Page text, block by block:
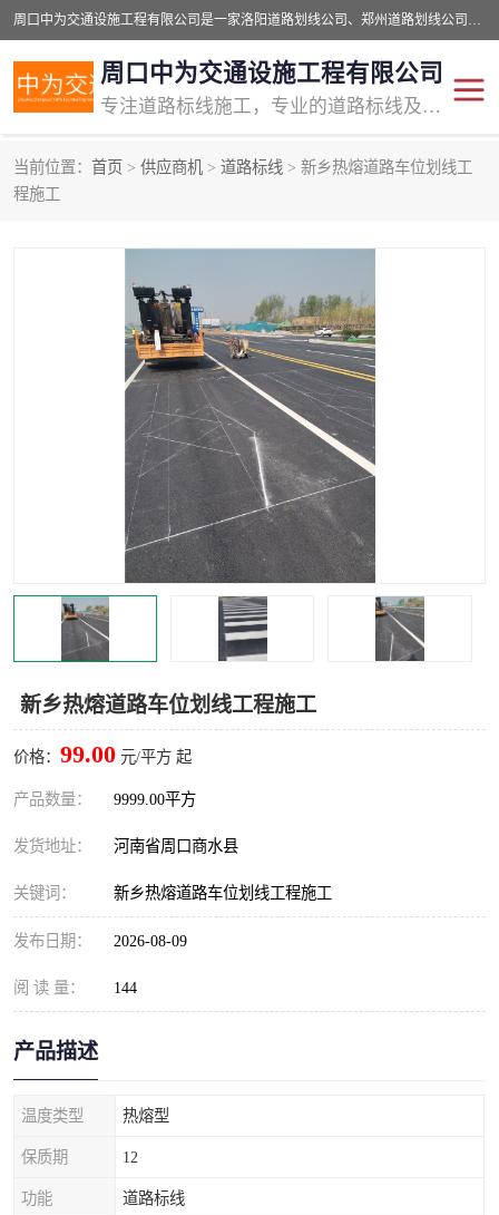
周口中为交通设施工程有限公司是一家洛阳道路划线公司、郑州道路划线公司、平顶山道路车位划线公司、开封车位划线公司、许昌道路车位划线公司、漯河道路车位划线公司，公司始终坚持“诚信、匠心、专注”的宗旨；我们的经营理念是：的服务。
周口中为交通设施工程有限公司
专注道路标线施工，专业的道路标线及交通设施施工服务商!
当前位置： 首页 > 供应商机 > 道路标线 > 新乡热熔道路车位划线工
程施工
新乡热熔道路车位划线工程施工
价格： 99.00 元/平方 起
产品数量： 9999.00平方
发货地址： 河南省周口商水县
关键词： 新乡热熔道路车位划线工程施工
发布日期： 2026-08-09
阅 读 量： 144
产品描述
温度类型 热熔型
保质期 12
功能 道路标线
交通道路标线
道路标线划线 马路标线
道路划线